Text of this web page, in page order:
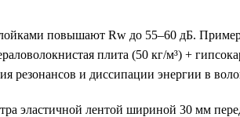
повышают Rw до 55–60 дБ.
плита (50 кг/м³) +
резонансов и диссипации энергии в
эластичной лентой шириной 30 мм